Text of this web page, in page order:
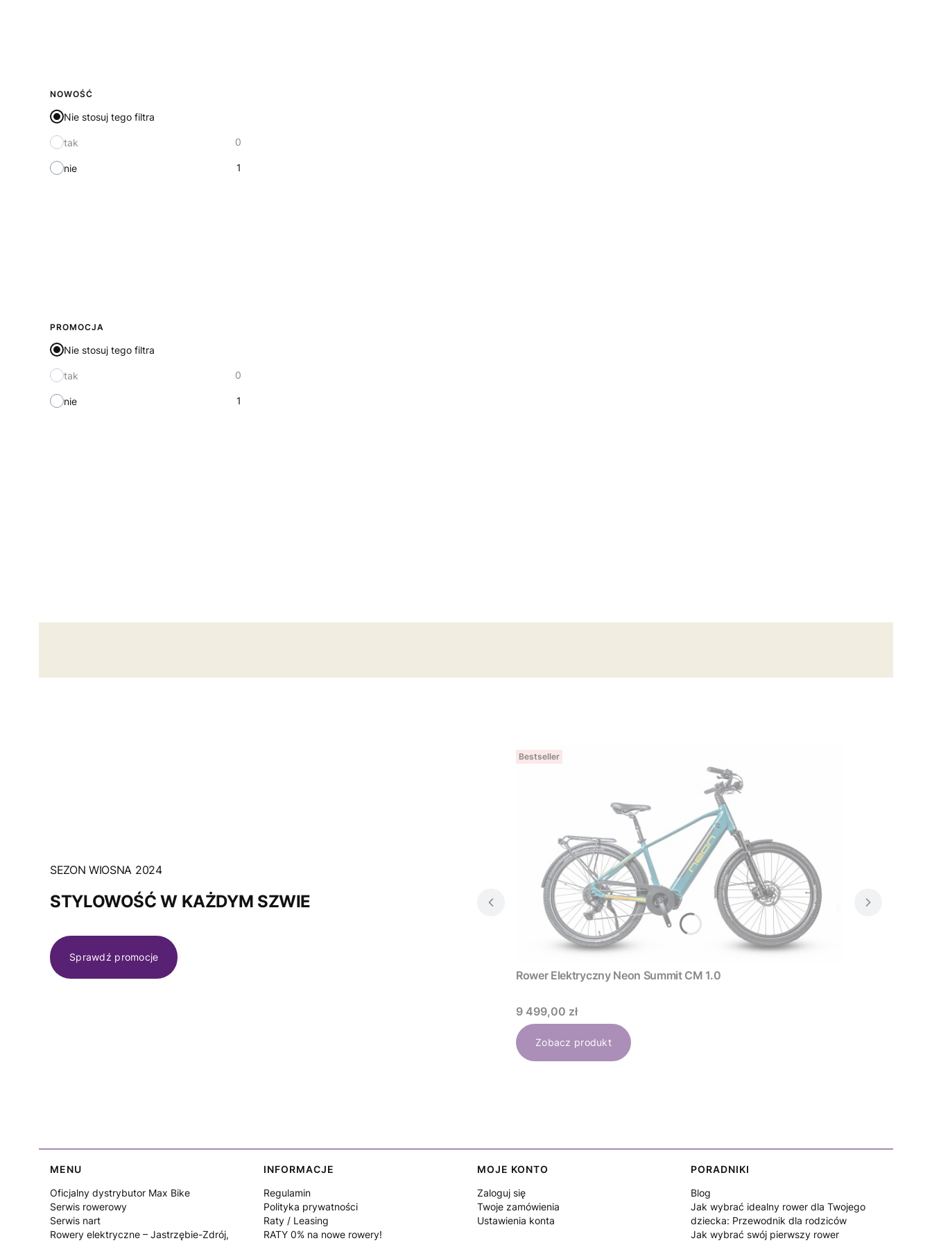
NOWOŚĆ
Nie stosuj tego filtra
tak 0
nie 1
PROMOCJA
Nie stosuj tego filtra
tak 0
nie 1
SEZON WIOSNA 2024
STYLOWOŚĆ W KAŻDYM SZWIE
Sprawdź promocje
Bestseller
Rower Elektryczny Neon Summit CM 1.0
Cena
9 499,00 zł
Zobacz produkt
Linki w stopce
MENU
Oficjalny dystrybutor Max Bike
Serwis rowerowy
Serwis nart
Rowery elektryczne – Jastrzębie-Zdrój,
INFORMACJE
Regulamin
Polityka prywatności
Raty / Leasing
RATY 0% na nowe rowery!
MOJE KONTO
Zaloguj się
Twoje zamówienia
Ustawienia konta
PORADNIKI
Blog
Jak wybrać idealny rower dla Twojego
dziecka: Przewodnik dla rodziców
Jak wybrać swój pierwszy rower